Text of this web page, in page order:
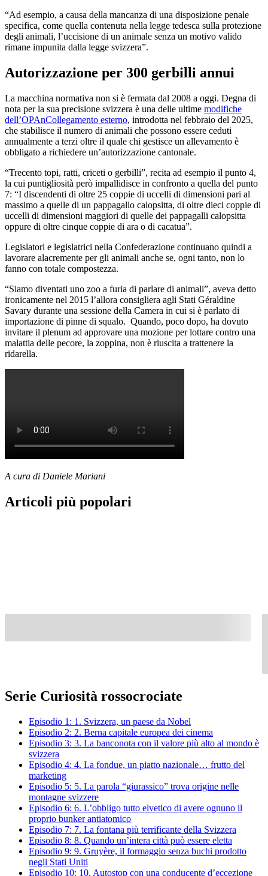
“Ad esempio, a causa della mancanza di una disposizione penale
specifica, come quella contenuta nella legge tedesca sulla protezione
degli animali, l’uccisione di un animale senza un motivo valido
rimane impunita dalla legge svizzera”.
Autorizzazione per 300 gerbilli annui
La macchina normativa non si è fermata dal 2008 a oggi. Degna di
nota per la sua precisione svizzera è una delle ultime modifiche
dell’OPAnCollegamento esterno, introdotta nel febbraio del 2025,
che stabilisce il numero di animali che possono essere ceduti
annualmente a terzi oltre il quale chi gestisce un allevamento è
obbligato a richiedere un’autorizzazione cantonale.
“Trecento topi, ratti, criceti o gerbilli”, recita ad esempio il punto 4,
la cui puntigliosità però impallidisce in confronto a quella del punto
7: “I discendenti di oltre 25 coppie di uccelli di dimensioni pari al
massimo a quelle di un pappagallo calopsitta, di oltre dieci coppie di
uccelli di dimensioni maggiori di quelle dei pappagalli calopsitta
oppure di oltre cinque coppie di ara o di cacatua”.
Legislatori e legislatrici nella Confederazione continuano quindi a
lavorare alacremente per gli animali anche se, ogni tanto, non lo
fanno con totale compostezza.
“Siamo diventati uno zoo a furia di parlare di animali”, aveva detto
ironicamente nel 2015 l’allora consigliera agli Stati Géraldine
Savary durante una sessione della Camera in cui si è parlato di
importazione di pinne di squalo. Quando, poco dopo, ha dovuto
invitare il plenum ad approvare una mozione per lottare contro una
malattia delle pecore, la zoppina, non è riuscita a trattenere la
ridarella.
A cura di Daniele Mariani
Articoli più popolari
Serie Curiosità rossocrociate
Episodio 1: 1. Svizzera, un paese da Nobel
Episodio 2: 2. Berna capitale europea dei cinema
Episodio 3: 3. La banconota con il valore più alto al mondo è
svizzera
Episodio 4: 4. La fondue, un piatto nazionale… frutto del
marketing
Episodio 5: 5. La parola “giurassico” trova origine nelle
montagne svizzere
Episodio 6: 6. L’obbligo tutto elvetico di avere ognuno il
proprio bunker antiatomico
Episodio 7: 7. La fontana più terrificante della Svizzera
Episodio 8: 8. Quando un’intera città può essere eletta
Episodio 9: 9. Gruyère, il formaggio senza buchi prodotto
negli Stati Uniti
Episodio 10: 10. Autostop con una conducente d’eccezione